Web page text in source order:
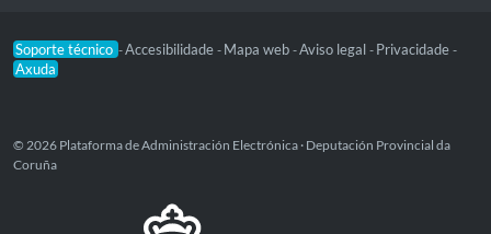
Soporte técnico -Accesibilidade - Mapa web -Aviso legal - Privacidade -
Axuda
© 2026 Plataforma de Administración Electrónica · Deputación Provincial da
Coruña